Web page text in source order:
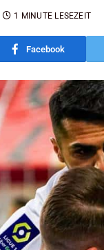
1 MINUTE LESEZEIT
Facebook